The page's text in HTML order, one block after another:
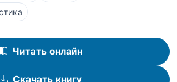
Читать онлайн
Скачать книгу